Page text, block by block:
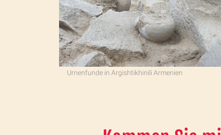
Urnenfunde in Argishtikhinili Armenien